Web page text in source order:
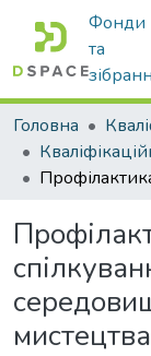
Фонди
та
Головна
мистецтва